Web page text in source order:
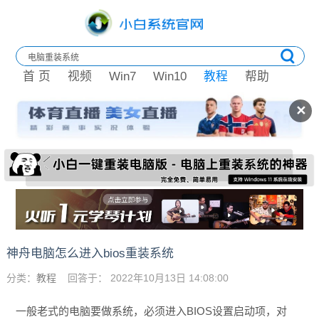
✕
首 页 视频 Win7 Win10 教程 帮助
神舟电脑怎么进入bios重装系统
分类： 教程 回答于： 2022年10月13日 14:08:00
一般老式的电脑要做系统，必须进入BIOS设置启动项，对